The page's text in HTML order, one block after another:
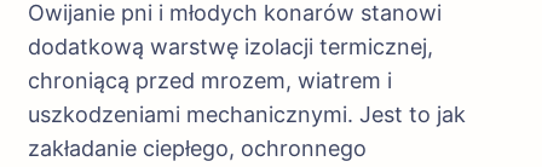
Owijanie pni i młodych konarów stanowi
dodatkową warstwę izolacji termicznej,
chroniącą przed mrozem, wiatrem i
uszkodzeniami mechanicznymi. Jest to jak
zakładanie ciepłego, ochronnego